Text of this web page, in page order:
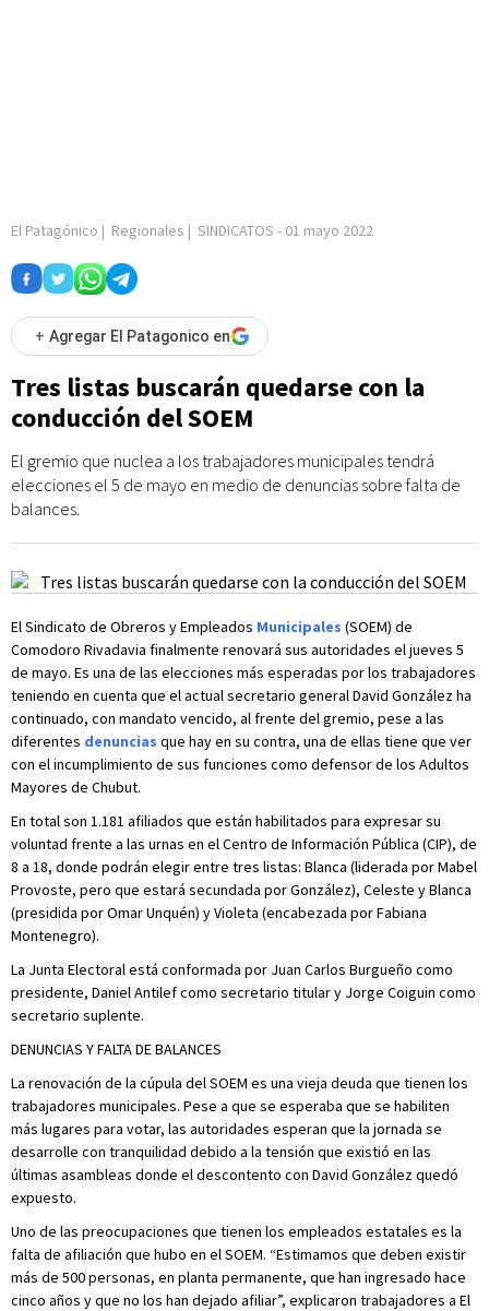
El Patagónico | Regionales | SINDICATOS - 01 mayo 2022
+ Agregar El Patagonico en
Tres listas buscarán quedarse con la
conducción del SOEM
El gremio que nuclea a los trabajadores municipales tendrá
elecciones el 5 de mayo en medio de denuncias sobre falta de
balances.
El Sindicato de Obreros y Empleados Municipales (SOEM) de
Comodoro Rivadavia finalmente renovará sus autoridades el jueves 5
de mayo. Es una de las elecciones más esperadas por los trabajadores
teniendo en cuenta que el actual secretario general David González ha
continuado, con mandato vencido, al frente del gremio, pese a las
diferentes denuncias que hay en su contra, una de ellas tiene que ver
con el incumplimiento de sus funciones como defensor de los Adultos
Mayores de Chubut.
En total son 1.181 afiliados que están habilitados para expresar su
voluntad frente a las urnas en el Centro de Información Pública (CIP), de
8 a 18, donde podrán elegir entre tres listas: Blanca (liderada por Mabel
Provoste, pero que estará secundada por González), Celeste y Blanca
(presidida por Omar Unquén) y Violeta (encabezada por Fabiana
Montenegro).
La Junta Electoral está conformada por Juan Carlos Burgueño como
presidente, Daniel Antilef como secretario titular y Jorge Coiguin como
secretario suplente.
DENUNCIAS Y FALTA DE BALANCES
La renovación de la cúpula del SOEM es una vieja deuda que tienen los
trabajadores municipales. Pese a que se esperaba que se habiliten
más lugares para votar, las autoridades esperan que la jornada se
desarrolle con tranquilidad debido a la tensión que existió en las
últimas asambleas donde el descontento con David González quedó
expuesto.
Uno de las preocupaciones que tienen los empleados estatales es la
falta de afiliación que hubo en el SOEM. “Estimamos que deben existir
más de 500 personas, en planta permanente, que han ingresado hace
cinco años y que no los han dejado afiliar”, explicaron trabajadores a El